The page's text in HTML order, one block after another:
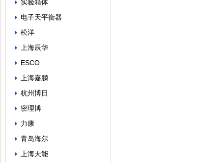
实验箱体
电子天平衡器
松洋
上海辰华
ESCO
上海嘉鹏
杭州博日
密理博
力康
青岛海尔
上海天能